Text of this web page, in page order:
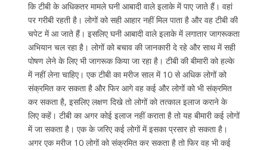
कि टीबी के अधिकतर मामले घनी आबादी वाले इलाके में पाए जाते हैं। वहां
पर गरीबी रहती है। लोगों को सही आहार नहीं मिल पाता है और वह टीबी की
चपेट में आ जाते हैं। इसलिए घनी आबादी वाले इलाके में लगातार जागरूकता
अभियान चल रहा है। लोगों को बचाव की जानकारी दे रहे और साथ में सही
पोषण लेने के लिए भी जागरूक किया जा रहा है। टीबी की बीमारी को हल्के
में नहीं लेना चाहिए। एक टीबी का मरीज साल में 10 से अधिक लोगों को
संक्रमित कर सकता है और फिर आगे वह कई और लोगों को भी संक्रमित
कर सकता है, इसलिए लक्षण दिखे तो लोगों को तत्काल इलाज कराने के
लिए कहें। टीबी का अगर कोई इलाज नहीं कराता है तो यह बीमारी कई लोगों
में जा सकता है। एक के जरिए कई लोगों में इसका प्रसार हो सकता है।
अगर एक मरीज 10 लोगों को संक्रमित कर सकता है तो फिर वह भी कई